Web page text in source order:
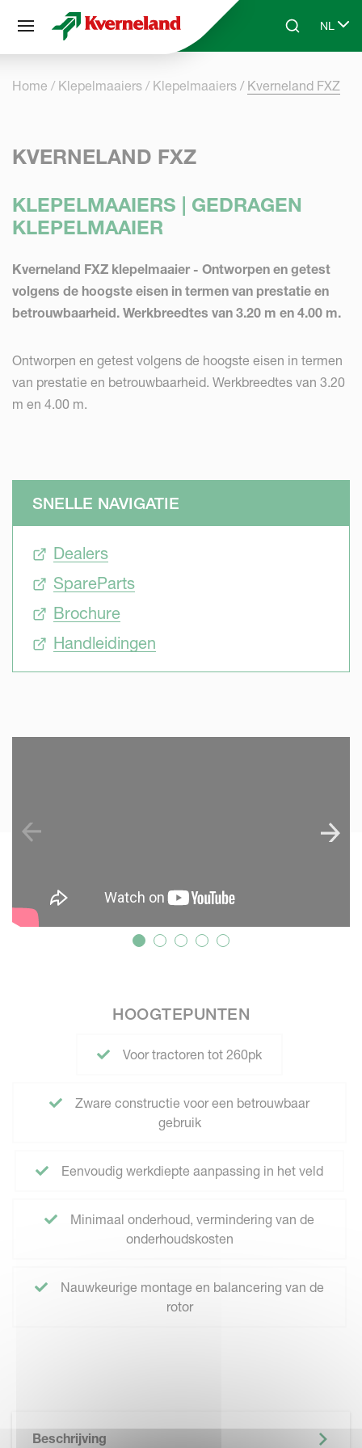
Skip to main contentSearchNL
Select
Home Klepelmaaiers Klepelmaaiers Kverneland FXZ
KVERNELAND FXZ
KLEPELMAAIERS | GEDRAGEN
KLEPELMAAIER
Kverneland FXZ klepelmaaier - Ontworpen en getest
volgens de hoogste eisen in termen van prestatie en
betrouwbaarheid. Werkbreedtes van 3.20 m en 4.00 m.
Ontworpen en getest volgens de hoogste eisen in termen
van prestatie en betrouwbaarheid. Werkbreedtes van 3.20
m en 4.00 m.
SNELLE NAVIGATIE
Dealers
SpareParts
Brochure
Handleidingen
HOOGTEPUNTEN
Voor tractoren tot 260pk
Zware constructie voor een betrouwbaar
gebruik
Eenvoudig werkdiepte aanpassing in het veld
Minimaal onderhoud, vermindering van de
onderhoudskosten
Nauwkeurige montage en balancering van de
rotor
Beschrijving
Cookies beheer paneel